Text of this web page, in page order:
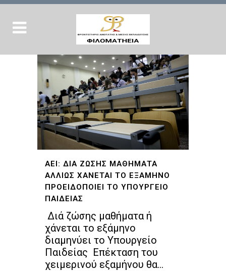
ΑΕΙ: ΔΙΑ ΖΩΣΗΣ ΜΑΘΗΜΑΤΑ
ΑΛΛΙΩΣ ΧΑΝΕΤΑΙ ΤΟ ΕΞΑΜΗΝΟ
ΠΡΟΕΙΔΟΠΟΙΕΙ ΤΟ ΥΠΟΥΡΓΕΙΟ
ΠΑΙΔΕΙΑΣ
Διά ζώσης μαθήματα ή
χάνεται το εξάμηνο
διαμηνύει το Υπουργείο
Παιδείας Επέκταση του
χειμερινού εξαμήνου θα...